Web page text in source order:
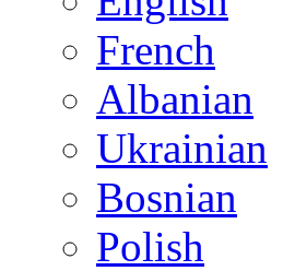
French
Albanian
Ukrainian
Bosnian
Polish